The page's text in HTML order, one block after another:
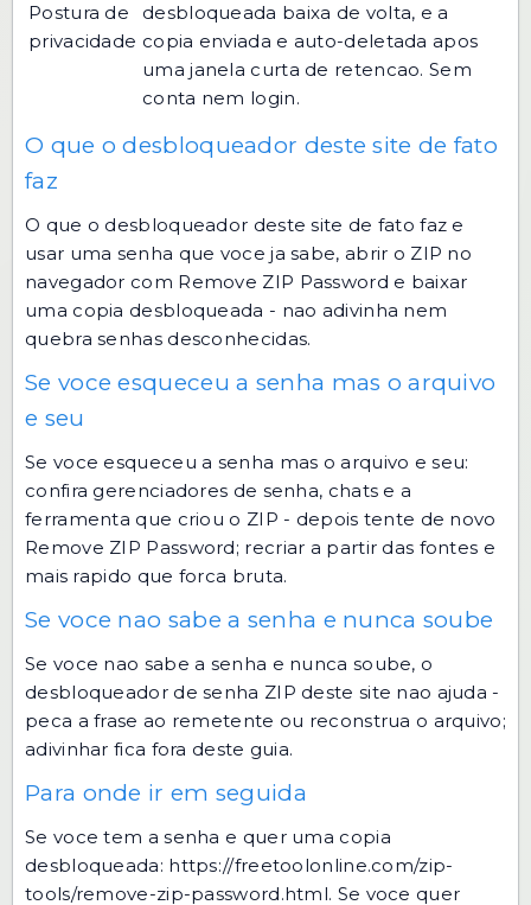
Postura de
privacidade
desbloqueada baixa de volta, e a
copia enviada e auto-deletada apos
uma janela curta de retencao. Sem
conta nem login.
O que o desbloqueador deste site de fato
faz
O que o desbloqueador deste site de fato faz e
usar uma senha que voce ja sabe, abrir o ZIP no
navegador com Remove ZIP Password e baixar
uma copia desbloqueada - nao adivinha nem
quebra senhas desconhecidas.
Se voce esqueceu a senha mas o arquivo
e seu
Se voce esqueceu a senha mas o arquivo e seu:
confira gerenciadores de senha, chats e a
ferramenta que criou o ZIP - depois tente de novo
Remove ZIP Password; recriar a partir das fontes e
mais rapido que forca bruta.
Se voce nao sabe a senha e nunca soube
Se voce nao sabe a senha e nunca soube, o
desbloqueador de senha ZIP deste site nao ajuda -
peca a frase ao remetente ou reconstrua o arquivo;
adivinhar fica fora deste guia.
Para onde ir em seguida
Se voce tem a senha e quer uma copia
desbloqueada: https://freetoolonline.com/zip-
tools/remove-zip-password.html. Se voce quer